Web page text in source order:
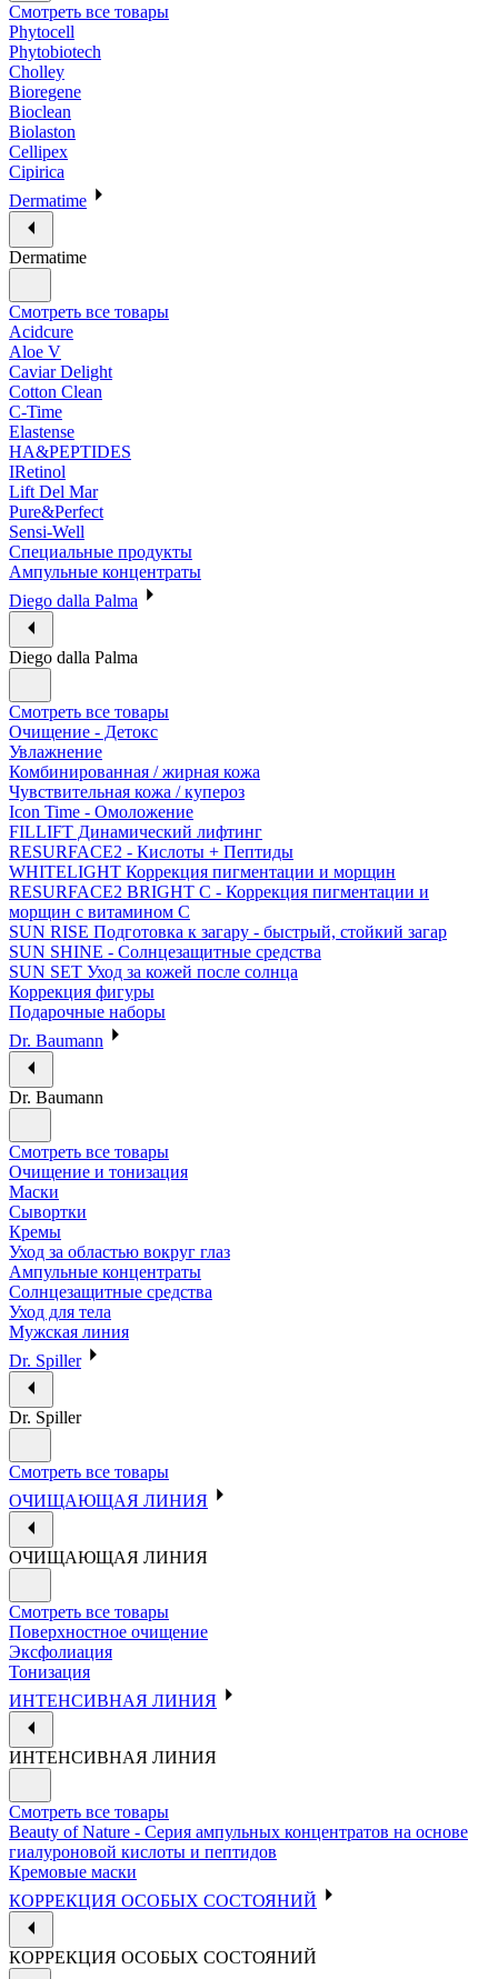
Смотреть все товары
Phytocell
Phytobiotech
Cholley
Bioregene
Bioclean
Biolaston
Cellipex
Cipirica
Dermatime
Dermatime
Смотреть все товары
Acidcure
Aloe V
Caviar Delight
Cotton Clean
C-Time
Elastense
HA&PEPTIDES
IRetinol
Lift Del Mar
Pure&Perfect
Sensi-Well
Специальные продукты
Ампульные концентраты
Diego dalla Palma
Diego dalla Palma
Смотреть все товары
Очищение - Детокс
Увлажнение
Комбинированная / жирная кожа
Чувствительная кожа / купероз
Icon Time - Омоложение
FILLIFT Динамический лифтинг
RESURFACE2 - Кислоты + Пептиды
WHITELIGHT Коррекция пигментации и морщин
RESURFACE2 BRIGHT C - Коррекция пигментации и
морщин с витамином С
SUN RISE Подготовка к загару - быстрый, стойкий загар
SUN SHINE - Солнцезащитные средства
SUN SET Уход за кожей после солнца
Коррекция фигуры
Подарочные наборы
Dr. Baumann
Dr. Baumann
Смотреть все товары
Очищение и тонизация
Маски
Сывортки
Кремы
Уход за областью вокруг глаз
Ампульные концентраты
Солнцезащитные средства
Уход для тела
Мужская линия
Dr. Spiller
Dr. Spiller
Смотреть все товары
ОЧИЩАЮЩАЯ ЛИНИЯ
ОЧИЩАЮЩАЯ ЛИНИЯ
Смотреть все товары
Поверхностное очищение
Эксфолиация
Тонизация
ИНТЕНСИВНАЯ ЛИНИЯ
ИНТЕНСИВНАЯ ЛИНИЯ
Смотреть все товары
Beauty of Nature - Серия ампульных концентратов на основе
гиалуроновой кислоты и пептидов
Кремовые маски
КОРРЕКЦИЯ ОСОБЫХ СОСТОЯНИЙ
КОРРЕКЦИЯ ОСОБЫХ СОСТОЯНИЙ